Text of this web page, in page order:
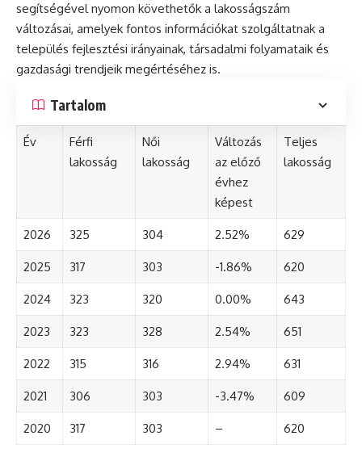
segítségével nyomon követhetők a lakosságszám
változásai, amelyek fontos információkat szolgáltatnak a
település fejlesztési irányainak, társadalmi folyamataik és
gazdasági trendjeik megértéséhez is.
Tartalom
Év
Férfi
lakosság
Női
lakosság
Változás
az előző
évhez
képest
Teljes
lakosság
2026 325 304 2.52% 629
2025 317 303 -1.86% 620
2024 323 320 0.00% 643
2023 323 328 2.54% 651
2022 315 316 2.94% 631
2021 306 303 -3.47% 609
2020 317 303 – 620